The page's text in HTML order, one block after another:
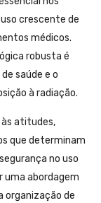
crescente de
médicos.
robusta é
saúde e o
à radiação.
atitudes,
que determinam
no uso
uma abordagem
organização de